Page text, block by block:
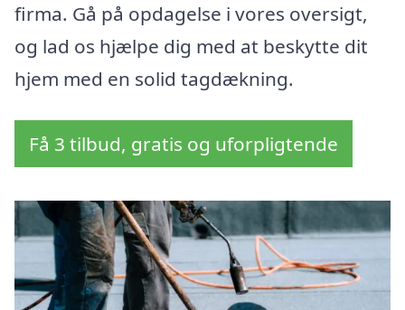
firma. Gå på opdagelse i vores oversigt,
og lad os hjælpe dig med at beskytte dit
hjem med en solid tagdækning.
Få 3 tilbud, gratis og uforpligtende